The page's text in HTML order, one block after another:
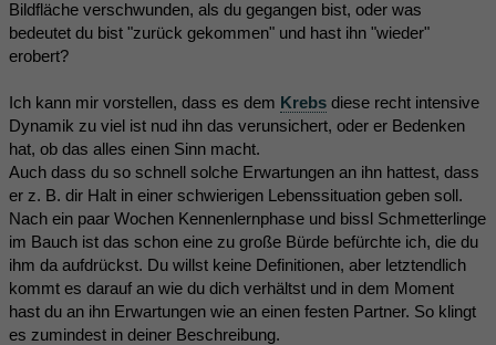
Bildfläche verschwunden, als du gegangen bist, oder was
bedeutet du bist "zurück gekommen" und hast ihn "wieder"
erobert?
Ich kann mir vorstellen, dass es dem Krebs diese recht intensive
Dynamik zu viel ist nud ihn das verunsichert, oder er Bedenken
hat, ob das alles einen Sinn macht.
Auch dass du so schnell solche Erwartungen an ihn hattest, dass
er z. B. dir Halt in einer schwierigen Lebenssituation geben soll.
Nach ein paar Wochen Kennenlernphase und bissl Schmetterlinge
im Bauch ist das schon eine zu große Bürde befürchte ich, die du
ihm da aufdrückst. Du willst keine Definitionen, aber letztendlich
kommt es darauf an wie du dich verhältst und in dem Moment
hast du an ihn Erwartungen wie an einen festen Partner. So klingt
es zumindest in deiner Beschreibung.